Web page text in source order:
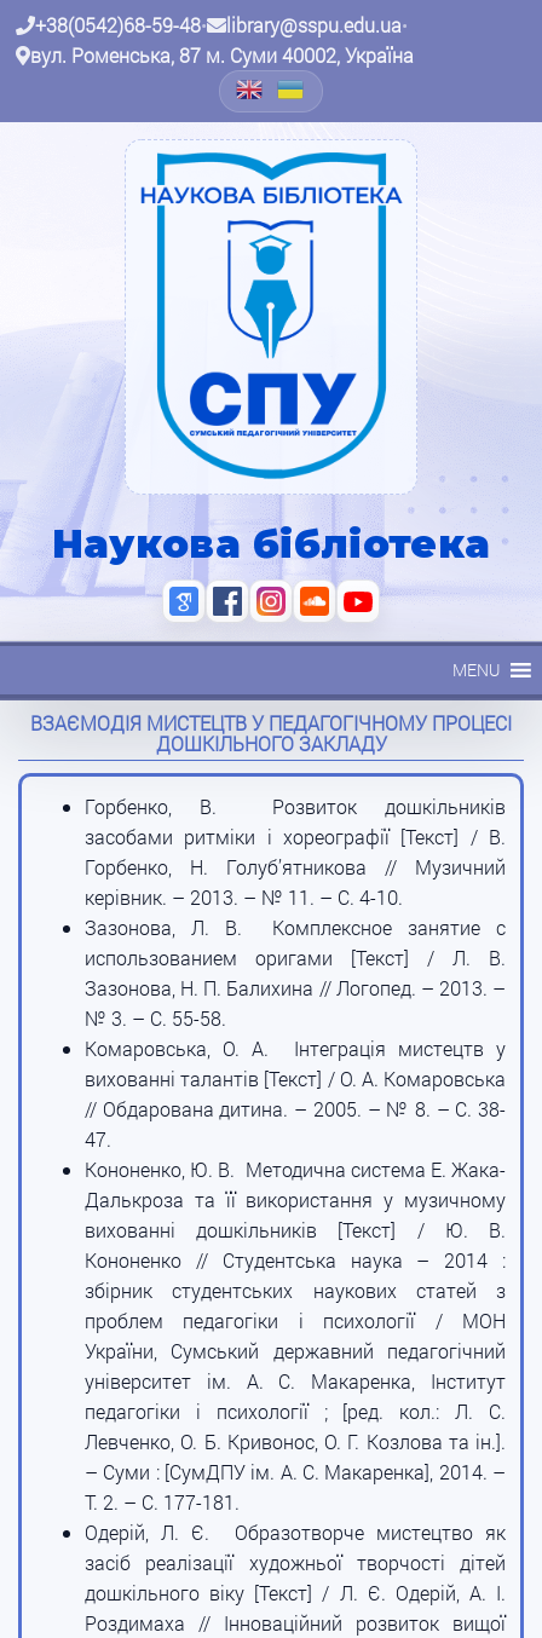
+38(0542)68-59-48• library@sspu.edu.ua•
вул. Роменська, 87 м. Суми 40002, Україна
Наукова бібліотека
MENU
ВЗАЄМОДІЯ МИСТЕЦТВ У ПЕДАГОГІЧНОМУ ПРОЦЕСІ
ДОШКІЛЬНОГО ЗАКЛАДУ
Горбенко, В. Розвиток дошкільників
засобами ритміки і хореографії [Текст] / В.
Горбенко, Н. Голуб’ятникова // Музичний
керівник. – 2013. – № 11. – С. 4-10.
Зазонова, Л. В. Комплексное занятие с
использованием оригами [Текст] / Л. В.
Зазонова, Н. П. Балихина // Логопед. – 2013. –
№ 3. – С. 55-58.
Комаровська, О. А. Інтеграція мистецтв у
вихованні талантів [Текст] / О. А. Комаровська
// Обдарована дитина. – 2005. – № 8. – С. 38-
47.
Кононенко, Ю. В. Методична система Е. Жака-
Далькроза та її використання у музичному
вихованні дошкільників [Текст] / Ю. В.
Кононенко // Студентська наука – 2014 :
збірник студентських наукових статей з
проблем педагогіки і психології / МОН
України, Сумський державний педагогічний
університет ім. А. С. Макаренка, Інститут
педагогіки і психології ; [ред. кол.: Л. С.
Левченко, О. Б. Кривонос, О. Г. Козлова та ін.].
– Суми : [СумДПУ ім. А. С. Макаренка], 2014. –
Т. 2. – С. 177-181.
Одерій, Л. Є. Образотворче мистецтво як
засіб реалізації художньої творчості дітей
дошкільного віку [Текст] / Л. Є. Одерій, А. І.
Роздимаха // Інноваційний розвиток вищої